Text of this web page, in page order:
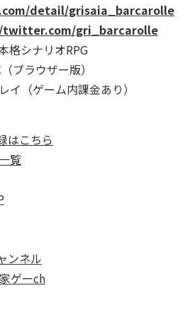
detail/grisaia_barcarolle
gri_barcarolle
格シナリオRPG
ブラウザー版）
イ（ゲーム内課金あり）
はこちら
覧
ンネル
ゲーch